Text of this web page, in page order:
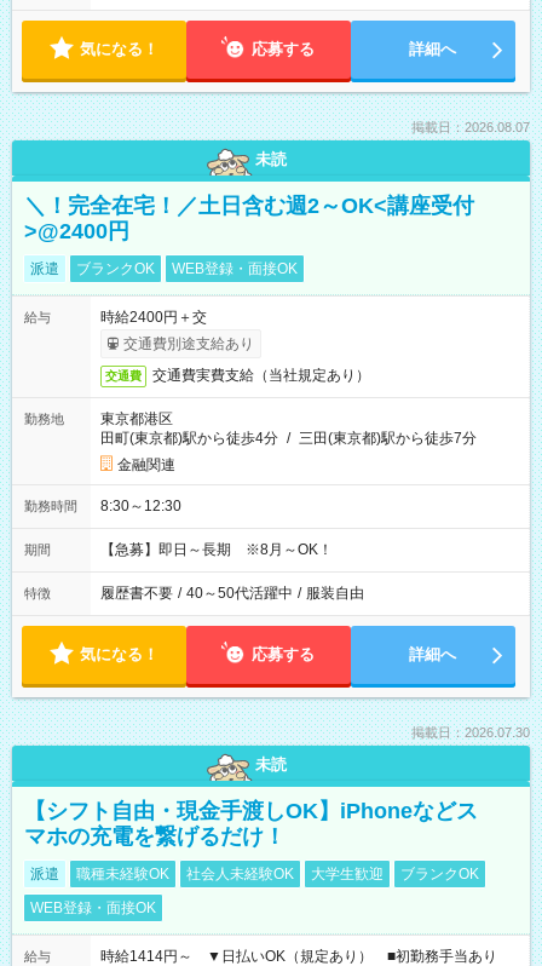
気になる！ 応募する 詳細へ
掲載日：2026.08.07
未読
＼！完全在宅！／土日含む週2～OK<講座受付
>@2400円
派遣 ブランクOK WEB登録・面接OK
給与
時給2400円＋交
交通費別途支給あり
交通費 交通費実費支給（当社規定あり）
勤務地
東京都港区
田町(東京都)駅から徒歩4分 / 三田(東京都)駅から徒歩7分
金融関連
勤務時間 8:30～12:30
期間 【急募】即日～長期 ※8月～OK！
特徴 履歴書不要 / 40～50代活躍中 / 服装自由
気になる！ 応募する 詳細へ
掲載日：2026.07.30
未読
【シフト自由・現金手渡しOK】iPhoneなどス
マホの充電を繋げるだけ！
派遣 職種未経験OK 社会人未経験OK 大学生歓迎
ブランクOK
WEB登録・面接OK
給与
時給1414円～ ▼日払いOK（規定あり） ■初勤務手当あり